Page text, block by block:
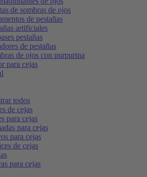
de sombras de ojos
de pestañas
artificiales
pestañas
de pestañas
de ojos con purpurina
para cejas
todos
de cejas
para cejas
para cejas
para cejas
de cejas
para cejas